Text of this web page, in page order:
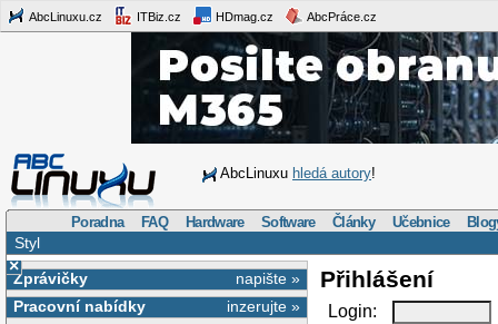
AbcLinuxu.cz ITBiz.cz HDmag.cz AbcPráce.cz
AbcLinuxu hledá autory!
Poradna FAQ Hardware Software Články Učebnice
Styl
×
napište »
Zprávičky
inzerujte »
Pracovní nabídky
Přihlášení
Login: